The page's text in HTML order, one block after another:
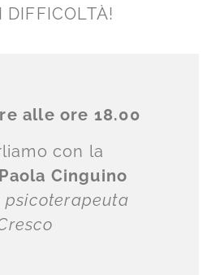
DIFFICOLTÀ!
alle ore 18.00
con la
Cinguino
psicoterapeuta